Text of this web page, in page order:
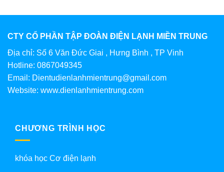
CTY CỔ PHẦN TẬP ĐOÀN ĐIỆN LẠNH MIỀN TRUNG
Địa chỉ: Số 6 Văn Đức Giai , Hưng Bình , TP Vinh
Hotline: 0867049345
Email: Dientudienlanhmientrung@gmail.com
Website: www.dienlanhmientrung.com
CHƯƠNG TRÌNH HỌC
khóa học Cơ điện lạnh